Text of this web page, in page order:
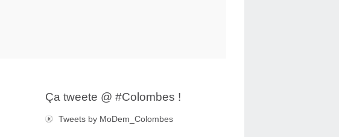
Ça tweete @ #Colombes !
Tweets by MoDem_Colombes